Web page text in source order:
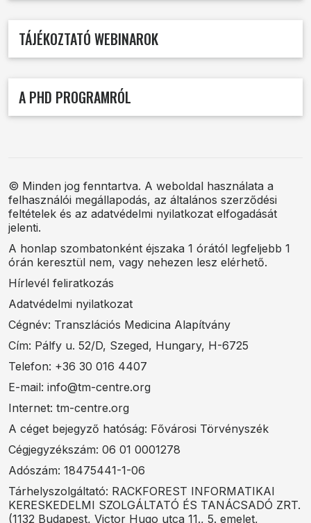
TÁJÉKOZTATÓ WEBINAROK
A PHD PROGRAMRÓL
© Minden jog fenntartva. A weboldal használata a
felhasználói megállapodás, az általános szerződési
feltételek és az adatvédelmi nyilatkozat elfogadását
jelenti.
A honlap szombatonként éjszaka 1 órától legfeljebb 1
órán keresztül nem, vagy nehezen lesz elérhető.
Hírlevél feliratkozás
Adatvédelmi nyilatkozat
Cégnév: Transzlációs Medicina Alapítvány
Cím: Pálfy u. 52/D, Szeged, Hungary, H-6725
Telefon: +36 30 016 4407
E-mail: info@tm-centre.org
Internet: tm-centre.org
A céget bejegyző hatóság: Fővárosi Törvényszék
Cégjegyzékszám: 06 01 0001278
Adószám: 18475441-1-06
Tárhelyszolgáltató: RACKFOREST INFORMATIKAI
KERESKEDELMI SZOLGÁLTATÓ ÉS TANÁCSADÓ ZRT.
(1132 Budapest, Victor Hugo utca 11., 5. emelet,